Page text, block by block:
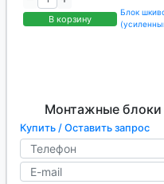
В корзину
Блок
Монтажные
Купить / Оставить запрос